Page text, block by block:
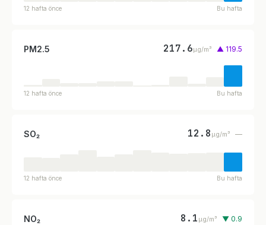
12 hafta önce Bu hafta
PM2.5 217.6µg/m³ ▲ 119.5
12 hafta önce Bu hafta
SO₂ 12.8 µg/m³ —
12 hafta önce Bu hafta
NO₂ 8.1 µg/m³ ▼ 0.9